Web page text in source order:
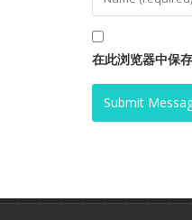
在此浏览器中保